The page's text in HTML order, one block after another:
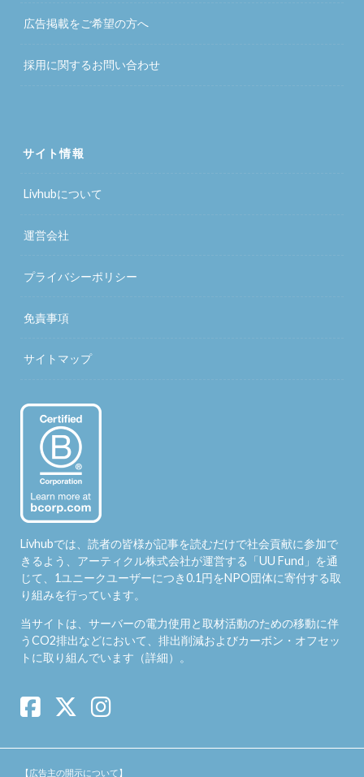
広告掲載をご希望の方へ
採用に関するお問い合わせ
サイト情報
Livhubについて
運営会社
プライバシーポリシー
免責事項
サイトマップ
Livhubでは、読者の皆様が記事を読むだけで社会貢献に参加で
きるよう、アーティクル株式会社が運営する「UU Fund 」を通
じて、1ユニークユーザーにつき0.1円をNPO団体に寄付する取
り組みを行っています。
当サイトは、サーバーの電力使用と取材活動のための移動に伴
うCO2排出などにおいて、排出削減およびカーボン・オフセッ
トに取り組んでいます（詳細）。
【広告主の開示について】